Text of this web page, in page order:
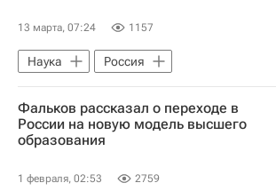
РГСУ
Образование
Социальный навигатор
СН_Образование
13 марта, 07:24 1157
Наука
Россия
Юрий Гагарин (космонавт)
Владимир Путин
Валентина
Роскосмос
Московский авиационный институт
Фальков рассказал о переходе в
России на новую модель высшего
образования
1 февраля, 02:53 2759